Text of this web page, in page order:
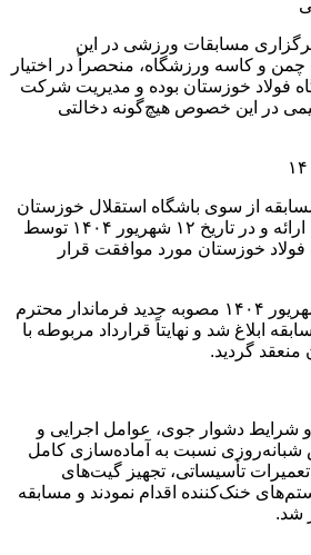
مسابقات ورزشی در این
و کاسه ورزشگاه، منحصراً در اختیار
فولاد خوزستان بوده و مدیریت شرکت
در این خصوص هیچ‌گونه دخالتی
از سوی باشگاه استقلال خوزستان
در تاریخ ۶ شهریور ۱۴۰۴، ارائه و در تاریخ ۱۲ شهریور ۱۴۰۴ توسط
خوزستان مورد موافقت قرار
با این حال، در تاریخ ۱۹ شهریور ۱۴۰۴ مصوبه جدید فرماندار محترم
ابلاغ شد و نهایتاً قرارداد مربوطه با
منعقد گردید.
شرایط دشوار جوی، عوامل اجرایی و
شبانه‌روزی نسبت به آماده‌سازی کامل
تأسیساتی، تجهیز گیت‌های
خنک‌کننده اقدام نمودند و مسابقه
شد.